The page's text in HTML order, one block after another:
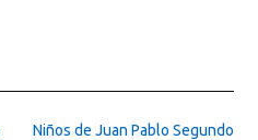
Niños de Juan Pablo Segundo